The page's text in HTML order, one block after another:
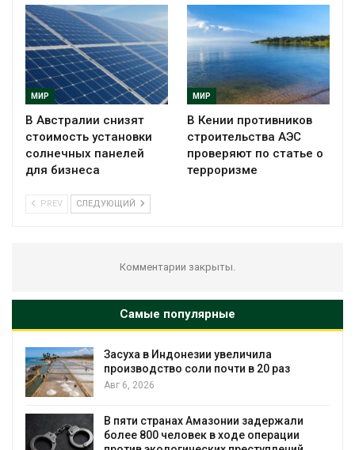
МИР
В Австралии снизят
стоимость установки
солнечных панелей
для бизнеса
МИР
В Кении противников
строительства АЭС
проверяют по статье о
терроризме
PREV СЛЕДУЮЩИЙ
Комментарии закрыты.
Самые популярные
Засуха в Индонезии увеличила
производство соли почти в 20 раз
Авг 6, 2026
В пяти странах Амазонии задержали
более 800 человек в ходе операции